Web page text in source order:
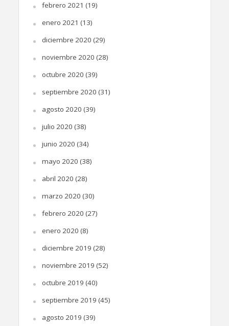
febrero 2021 (19)
enero 2021 (13)
diciembre 2020 (29)
noviembre 2020 (28)
octubre 2020 (39)
septiembre 2020 (31)
agosto 2020 (39)
julio 2020 (38)
junio 2020 (34)
mayo 2020 (38)
abril 2020 (28)
marzo 2020 (30)
febrero 2020 (27)
enero 2020 (8)
diciembre 2019 (28)
noviembre 2019 (52)
octubre 2019 (40)
septiembre 2019 (45)
agosto 2019 (39)